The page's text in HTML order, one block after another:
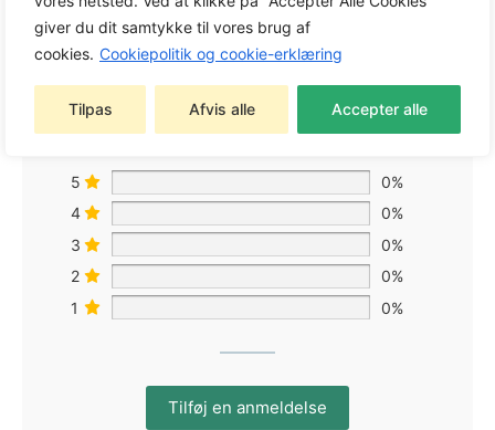
giver du dit samtykke til vores brug af
cookies. Cookiepolitik og cookie-erklæring
Tilpas Afvis alle Accepter alle
0,0
Baseret på 0 anmeldelser
5
0%
4
0%
3
0%
2
0%
1
0%
Tilføj en anmeldelse